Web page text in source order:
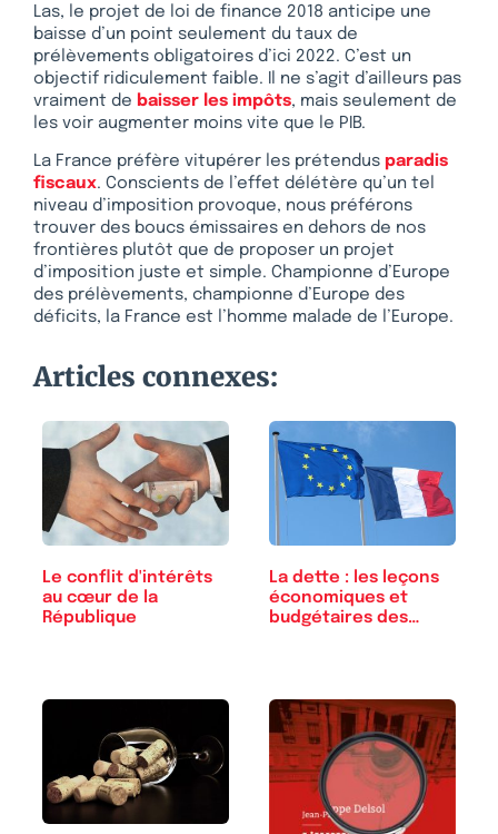
Las, le projet de loi de finance 2018 anticipe une
baisse d’un point seulement du taux de
prélèvements obligatoires d’ici 2022. C’est un
objectif ridiculement faible. Il ne s’agit d’ailleurs pas
vraiment de baisser les impôts, mais seulement de
les voir augmenter moins vite que le PIB.
La France préfère vitupérer les prétendus paradis
fiscaux. Conscients de l’effet délétère qu’un tel
niveau d’imposition provoque, nous préférons
trouver des boucs émissaires en dehors de nos
frontières plutôt que de proposer un projet
d’imposition juste et simple. Championne d’Europe
des prélèvements, championne d’Europe des
déficits, la France est l’homme malade de l’Europe.
Articles connexes:
Le conflit d'intérêts
au cœur de la
République
La dette : les leçons
économiques et
budgétaires des…